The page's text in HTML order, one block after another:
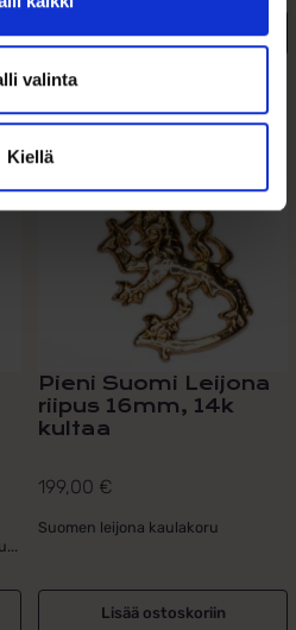
valinta
Kiellä
159,00 €
Valitse malli
Pieni Suomi Leijona
riipus 16mm, 14k
kultaa
199,00 €
Suomen leijona kaulakoru
Lisää ostoskoriin